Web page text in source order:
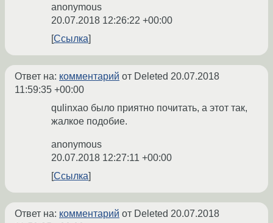
anonymous
20.07.2018 12:26:22 +00:00
Ссылка
Ответ на: комментарий от Deleted 20.07.2018
11:59:35 +00:00
qulinxao было приятно почитать, а этот так,
жалкое подобие.
anonymous
20.07.2018 12:27:11 +00:00
Ссылка
Ответ на: комментарий от Deleted 20.07.2018